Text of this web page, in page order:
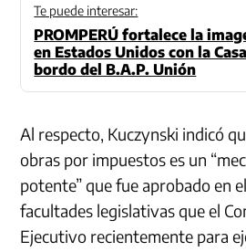
Te puede interesar:
PROMPERÚ fortalece la
en Estados Unidos con la
bordo del B.A.P. Unión
Al respecto, Kuczynski indicó
obras por impuestos es un
potente” que fue aprobado en
facultades legislativas que el
Ejecutivo recientemente para